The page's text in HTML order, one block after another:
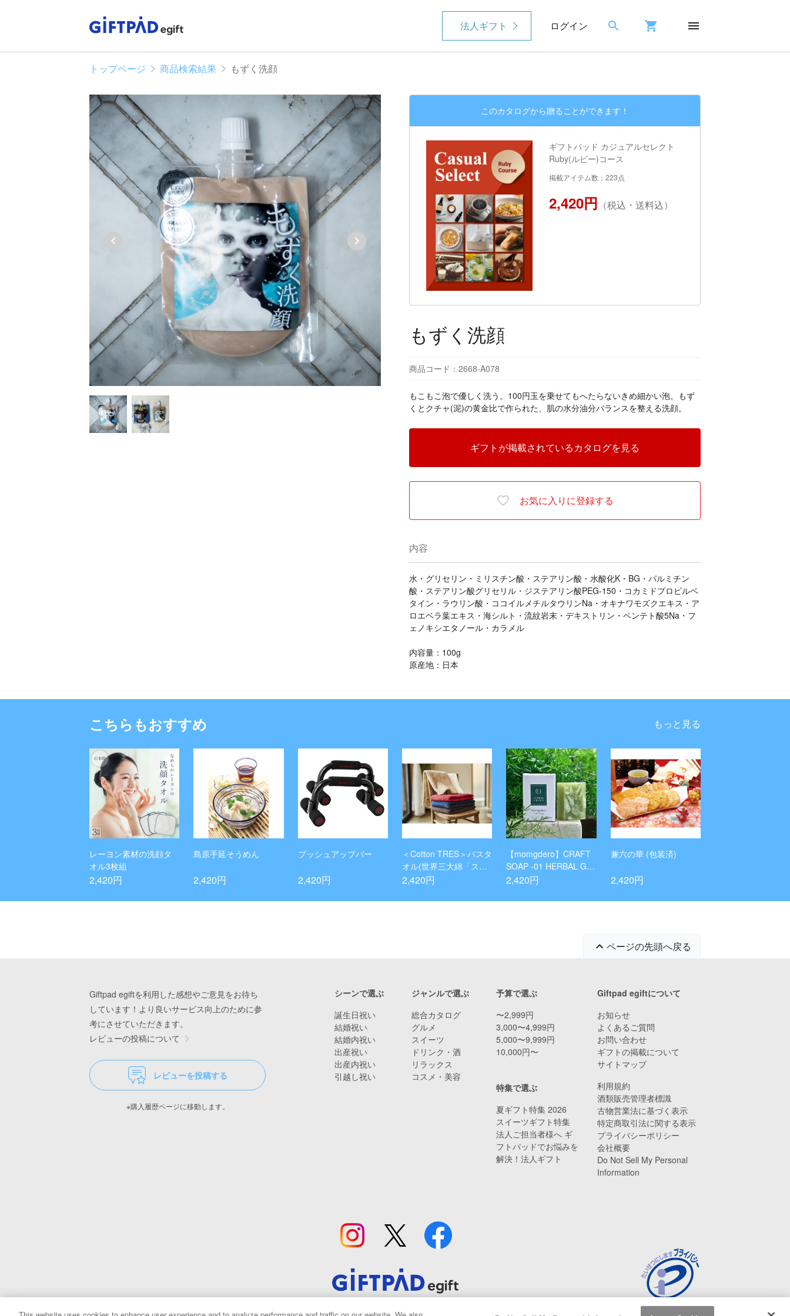
法人ギフト ログイン
トップページ 商品検索結果 もずく洗顔
このカタログから贈ることができます！
ギフトパッド カジュアルセレクト
Ruby(ルビー)コース
掲載アイテム数：223点
2,420円 （税込・送料込）
もずく洗顔
商品コード：2668-A078
もこもこ泡で優しく洗う。100円玉を乗せてもへたらないきめ細かい泡。もず
くとクチャ(泥)の黄金比で作られた、肌の水分油分バランスを整える洗顔。
ギフトが掲載されているカタログを見る
お気に入りに登録する
内容
水・グリセリン・ミリスチン酸・ステアリン酸・水酸化K・BG・パルミチン
酸・ステアリン酸グリセリル・ジステアリン酸PEG-150・コカミドプロピルベ
タイン・ラウリン酸・ココイルメチルタウリンNa・オキナワモズクエキス・ア
ロエベラ葉エキス・海シルト・流紋岩末・デキストリン・ペンテト酸5Na・フ
ェノキシエタノール・カラメル
内容量：100g
原産地：日本
こちらもおすすめ もっと見る
レーヨン素材の洗顔タ
オル3枚組
2,420円
島原手延そうめん
2,420円
プッシュアップバー
2,420円
＜Cotton TRES＞バスタ
オル(世界三大綿「スー
ピマコットン」100%使
2,420円
【momgdero】CRAFT
SOAP -01 HERBAL GR
EEN
2,420円
兼六の華 (包装済)
2,420円
ページの先頭へ戻る
Giftpad egiftを利用した感想やご意見をお待ち
しています！より良いサービス向上のために参
考にさせていただきます。
レビューの投稿について
レビューを投稿する
※購入履歴ページに移動します。
シーンで選ぶ
誕生日祝い
結婚祝い
結婚内祝い
出産祝い
出産内祝い
引越し祝い
予算で選ぶ
〜2,999円
3,000〜4,999円
5,000〜9,999円
10,000円〜
ジャンルで選ぶ
総合カタログ
グルメ
スイーツ
ドリンク・酒
リラックス
コスメ・美容
特集で選ぶ
夏ギフト特集 2026
スイーツギフト特集
法人ご担当者様へ ギ
フトパッドでお悩みを
解決！法人ギフト
Giftpad egiftについて
お知らせ
よくあるご質問
お問い合わせ
ギフトの掲載について
サイトマップ
利用規約
酒類販売管理者標識
古物営業法に基づく表示
特定商取引法に関する表示
プライバシーポリシー
会社概要
Do Not Sell My Personal
Information